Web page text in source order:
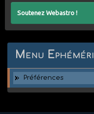
Soutenez Webastro !
Menu
Préférences